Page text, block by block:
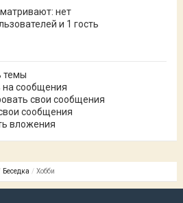
нет
и 1 гость
темы
на сообщения
свои сообщения
сообщения
вложения
Беседка Хобби